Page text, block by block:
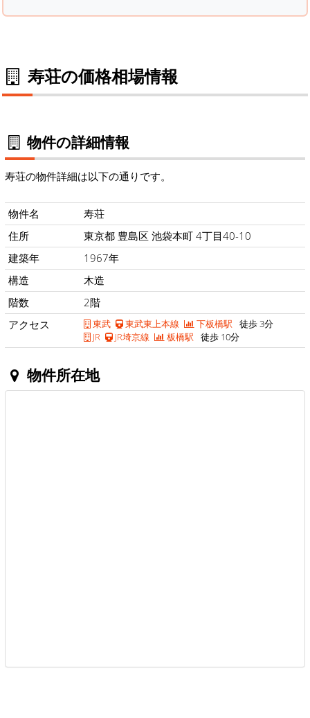
寿荘の価格相場情報
物件の詳細情報
寿荘の物件詳細は以下の通りです。
物件名
寿荘
住所
東京都 豊島区 池袋本町 4丁目40-10
建築年
1967年
構造
木造
階数
2階
アクセス
東武 東武東上本線 下板橋駅 徒歩 3分
JR
JR埼京線 板橋駅 徒歩 10分
物件所在地